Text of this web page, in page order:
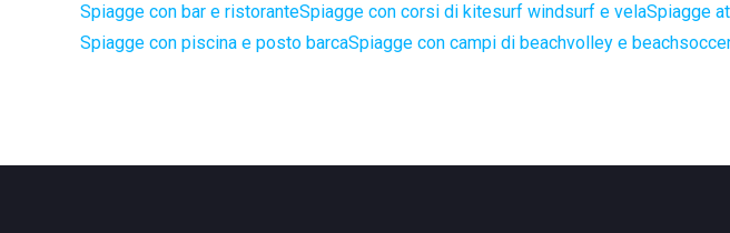
Spiagge con bar e ristoranteSpiagge con corsi di kitesurf windsurf e velaSpiagge
Spiagge con piscina e posto barcaSpiagge con campi di beachvolley e